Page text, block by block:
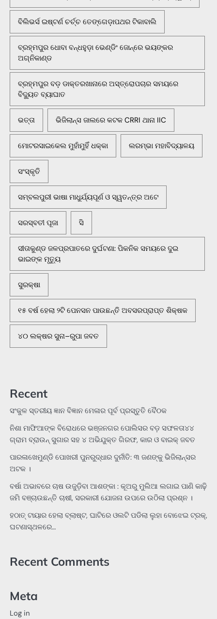
ବିଲିଭର୍ସ ଇଷ୍ଟର୍ଣ ଚର୍ଚ୍ଚ ତେଙ୍ଗେଡ଼ାପଥର ଟିକାବାଲି
ବ୍ରହ୍ମପୁର ଧୋବା ବନ୍ଧହୁଡ଼ା ଭେଣ୍ଡିଂ ଜୋନ୍‌ରେ ଭୟଙ୍କର
ଅଗ୍ନିକାଣ୍ଡ
ବ୍ରହ୍ମପୁର ବଡ଼ ଡାକ୍ତରଖାନାରେ ଅସ୍ତ୍ରୋପଚାର ସମୟରେ
ବିଦ୍ୟୁତ ବ୍ୟାଘାତ
ଭତ୍ତା ଭିଜିଲାନ୍ସ ଜାଲରେ କଟକ CRRI ଥାନା IIC
ମୋଟରସାଇକେଲ ମୁହାଁମୁହିଁ ଧକ୍କା ଲରମ୍ଭା ମହାବିଦ୍ୟାଳୟ
ସଂସ୍କୃତି
ସମ୍ବଲପୁରୀ ଭାଷା ମାଧୁର୍ଯ୍ୟପୂର୍ଣ ଓ ସ୍ୱତନ୍ତ୍ର ଅଟେ
ସରସ୍ବତୀ ପୂଜା ସି
ସୀତାକୁଣ୍ଡ ଜଳପ୍ରପାତରେ ଦୁର୍ଘଟଣା: ପିକନିକ ସମୟରେ ଦୁଇ
ଭାଇଙ୍କ ମୃତ୍ୟୁ
ସୁରକ୍ଷା
୧୫ ବର୍ଷ ହେଲା ୨ଟି ପେନସନ ପାଉଛନ୍ତି ଅବସରପ୍ରାପ୍ତ ଶିକ୍ଷକ
୪୦ ଲକ୍ଷର ସୁନା–ରୁପା ଜବତ
Recent
ସଂକୁଳ ସ୍ତରୀୟ ଜ୍ଞାନ ବିଜ୍ଞାନ ମେଳାର ପୂର୍ବ ପ୍ରସ୍ତୁତି ବୈଠକ
ନିଶା ମାଫିଆଙ୍କ ବିରୋଧରେ ଭଞ୍ଜନଗର ପୋଲିସର ବଡ଼ ସଫଳତା୪୪
ଗ୍ରାମ ବ୍ରାଉନ୍ ସୁଗାର ସହ ୪ ଅଭିଯୁକ୍ତ ଗିରଫ, କାର ଓ ବାଇକ୍ ଜବତ
ପାରଳାଖେମୁଣ୍ଡି ପୋଖରୀ ପୁନରୁଦ୍ଧାର ଦୁର୍ନୀତି: ୩ ଜଣଙ୍କୁ ଭିଜିଲାନ୍ସର
ଅଟକ ।
ବର୍ଷା ଅଭାବରେ ଚାଷ ଉଜୁଡ଼ିବା ଆଶଙ୍କା : କୂଅରୁ ମୁଲିଆ ଲଗାଇ ପାଣି କାଢ଼ି
ଜମି ବଞ୍ଚାଉଛନ୍ତି ଚାଷୀ, ସରକାରୀ ଯୋଜନା ଉପରେ ଉଠିଲା ପ୍ରଶ୍ନ ।
ହଠାତ୍‌ ଟାୟାର ହେଲା ବ୍ଲାଷ୍ଟ, ଘାଟିରେ ଓଲଟି ପଡିଲା ଲୁହା ବୋଝେଇ ଟ୍ରକ୍‌,
ଘଟଣାସ୍ଥଳରେ…
Recent Comments
Meta
Log in